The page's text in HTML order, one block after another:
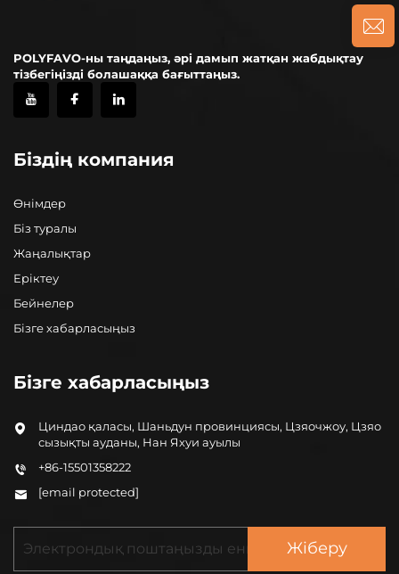
POLYFAVO-ны таңдаңыз, әрі дамып жатқан жабдықтау
тізбегіңізді болашаққа бағыттаңыз.
Біздің компания
Өнімдер
Біз туралы
Жаңалықтар
Еріктеу
Бейнелер
Бізге хабарласыңыз
Бізге хабарласыңыз
Циндао қаласы, Шаньдун провинциясы, Цзяочжоу, Цзяо
сызықты ауданы, Нан Яхуи ауылы
+86-15501358222
[email protected]
Жіберу